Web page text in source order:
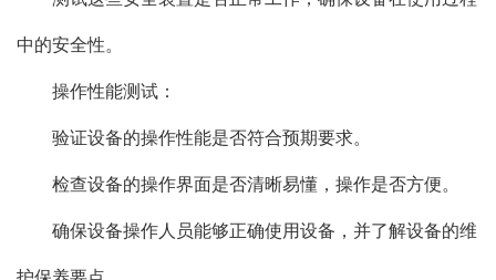
中的安全性。
操作性能测试：
验证设备的操作性能是否符合预期要求。
检查设备的操作界面是否清晰易懂，操作是否方便。
确保设备操作人员能够正确使用设备，并了解设备的维